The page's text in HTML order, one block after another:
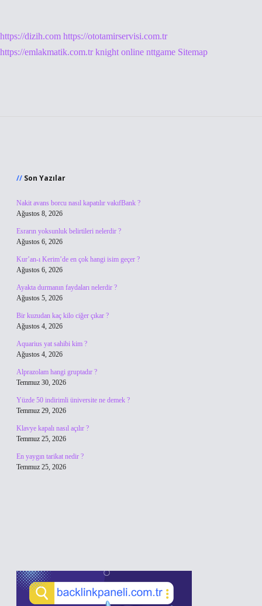
https://dizih.com https://ototamirservisi.com.tr
https://emlakmatik.com.tr knight online nttgame Sitemap
Son Yazılar
Nakit avans borcu nasıl kapatılır vakıfBank ?
Ağustos 8, 2026
Esrarın yoksunluk belirtileri nelerdir ?
Ağustos 6, 2026
Kur’an-ı Kerim’de en çok hangi isim geçer ?
Ağustos 6, 2026
Ayakta durmanın faydaları nelerdir ?
Ağustos 5, 2026
Bir kuzudan kaç kilo ciğer çıkar ?
Ağustos 4, 2026
Aquarius yat sahibi kim ?
Ağustos 4, 2026
Alprazolam hangi gruptadır ?
Temmuz 30, 2026
Yüzde 50 indirimli üniversite ne demek ?
Temmuz 29, 2026
Klavye kapalı nasıl açılır ?
Temmuz 25, 2026
En yaygın tarikat nedir ?
Temmuz 25, 2026